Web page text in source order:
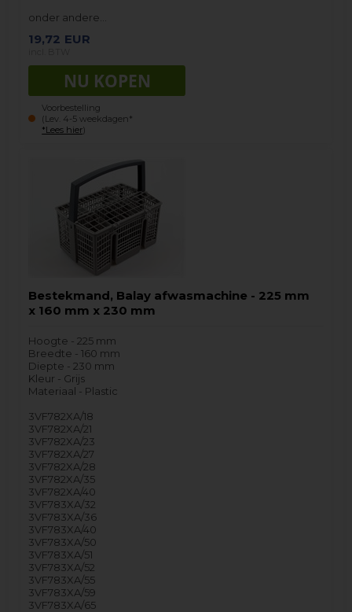
onder andere…
19,72 EUR
Voorbestelling
(Lev. 4-5 weekdagen*
*Lees hier)
Bestekmand, Balay afwasmachine - 225 mm
x 160 mm x 230 mm
Hoogte - 225 mm
Breedte - 160 mm
Diepte - 230 mm
Kleur - Grijs
Materiaal - Plastic
3VF782XA/18
3VF782XA/21
3VF782XA/23
3VF782XA/27
3VF782XA/28
3VF782XA/35
3VF782XA/40
3VF783XA/32
3VF783XA/36
3VF783XA/40
3VF783XA/50
3VF783XA/51
3VF783XA/52
3VF783XA/55
3VF783XA/59
3VF783XA/65